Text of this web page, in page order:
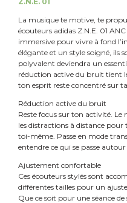
La musique te motive, te
écouteurs adidas Z.N.E. 01
immersive pour vivre à fond
élégante et un style soigné, ils
polyvalent deviendra un
réduction active du bruit tient
ton esprit reste concentré sur
Réduction active du bruit
Reste focus sur ton activité.
les distractions à distance
toi-même. Passe en mode
entendre ce qui se passe autour
Ajustement confortable
Ces écouteurs stylés sont
différentes tailles pour un
Que ce soit pour une séance